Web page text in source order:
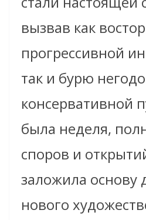
вызвав как
прогрессивной
так и бурю
консервативной
была неделя,
споров и
заложила основу
нового